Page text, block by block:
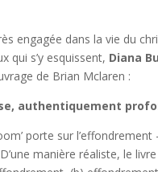
engagée dans la vie du
qui s’y esquissent, Diana
de Brian Mclaren :
authentiquement
porte sur
manière réaliste, le